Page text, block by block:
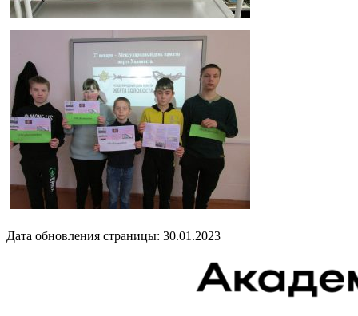
Дата обновления страницы: 30.01.2023